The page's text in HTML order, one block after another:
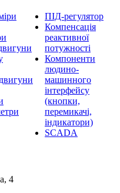
ПІД-регулятор
Компенсація
реактивної
потужності
Компоненти
людино-
машинного
інтерфейсу
(кнопки,
перемикачі,
індикатори)
SCADA
4